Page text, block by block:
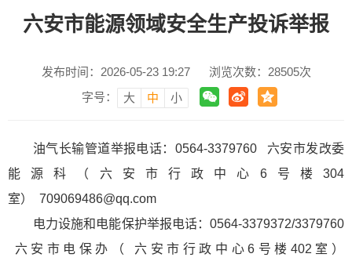
六安市能源领域安全生产投诉举报
发布时间：2026-05-23 19:27 浏览次数： 28505次
字号：
大 中 小
油气长输管道举报电话：0564-3379760 六安市发改委
能源科（六安市行政中心6号楼304
室） 709069486@qq.com
电力设施和电能保护举报电话：0564-3379372/3379760
六安市电保办（ 六安市行政中心6号楼402室）